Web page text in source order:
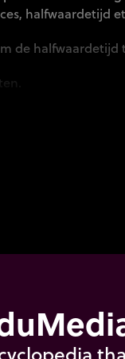
halfwaardetijd
de halfwaardetijd